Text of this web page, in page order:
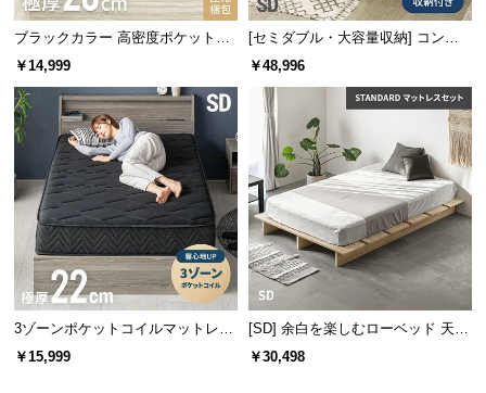
ブラックカラー 高密度ポケットコ
イルマットレス SD
￥14,999
[セミダブル・大容量収納] コンセ
ント機能付きベッド プレミアムマ
￥48,996
3ゾーンポケットコイルマットレス
厚さ22cm SD ブラック
￥15,999
[SD] 余白を楽しむローベッド 天然
木調 ステージベッド マットレス付
￥30,498